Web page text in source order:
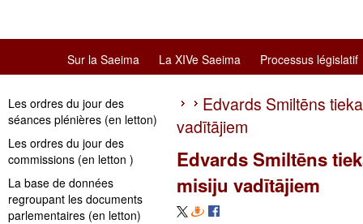
Sur la Saeima La XIVe Saeima Processus législatif
Les ordres du jour des
séances plénières (en letton)
Les ordres du jour des
commissions (en letton )
La base de données
regroupant les documents
parlementaires (en letton)
Edvards Smiltēns
vadītājiem
Edvards Smiltēns
misiju vadītājiem